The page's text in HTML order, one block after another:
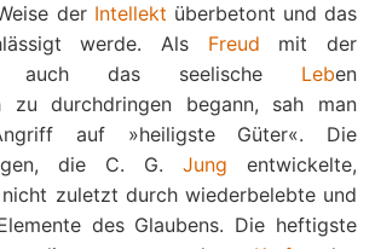
der Intellekt überbetont und das
werde. Als Freud mit der
auch das seelische Leben
zu durchdringen begann, sah man
auf »heiligste Güter«. Die
die C. G. Jung entwickelte,
zuletzt durch wiederbelebte und
des Glaubens. Die heftigste